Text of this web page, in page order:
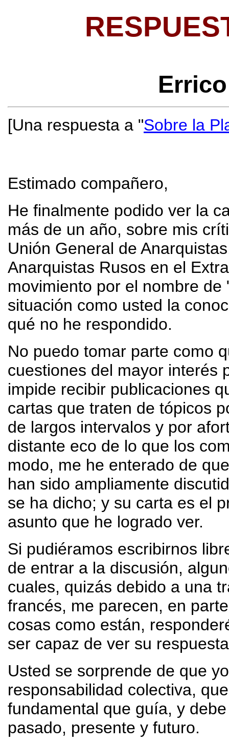
[Una respuesta a "Sobre la
Estimado compañero,
He finalmente podido ver la
más de un año, sobre mis
Unión General de
Anarquistas Rusos en el
movimiento por el nombre
situación como usted la
qué no he respondido.
No puedo tomar parte como
cuestiones del mayor interés
impide recibir publicaciones
cartas que traten de tópicos
de largos intervalos y por
distante eco de lo que los
modo, me he enterado de
han sido ampliamente
se ha dicho; y su carta es el
asunto que he logrado ver.
Si pudiéramos escribirnos
de entrar a la discusión,
cuales, quizás debido a una
francés, me parecen, en
cosas como están,
ser capaz de ver su
Usted se sorprende de que
responsabilidad colectiva,
fundamental que guía, y
pasado, presente y futuro.